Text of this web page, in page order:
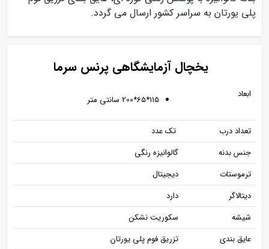
پلی یورتان به سراسر کشور ارسال می گردد.
یخچال آزمایشگاهی پرنس سرما
ابعاد 115*65*200 سانتی متر
تعداد درب
تک عدد
جنس بدنه
گالوانیزه رنگی
ترموستات
دیجیتال
دیتالاگر
دارد
شیشه
سکوریت نشکن
عایق بندی
تزریق فوم پلی یورتان